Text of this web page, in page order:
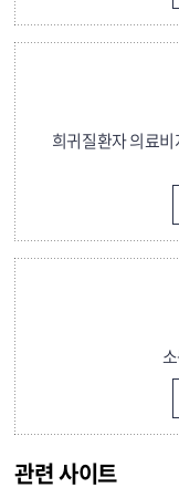
희귀질환자 의료
관련 사이트